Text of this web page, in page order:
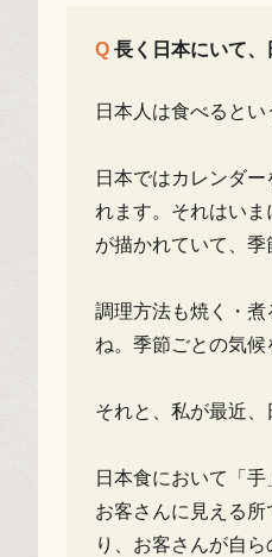
長く日本にいて、
日本人は食べると
日本ではカレンダ
れます。それはい
が描かれていて、季
調理方法も焼く・
ね。季節ごとの気候
それと、私が最近、
日本食において「
お客さんに見える
り、お客さんが自